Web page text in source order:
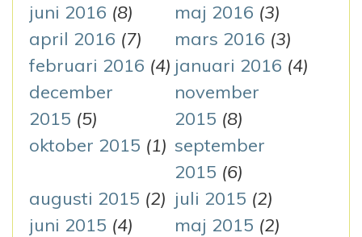
juni 2016 (8) maj 2016 (3)
april 2016 (7) mars 2016 (3)
februari 2016 (4) januari 2016 (4)
december
2015 (5)
november
2015 (8)
oktober 2015 (1) september
2015 (6)
augusti 2015 (2) juli 2015 (2)
juni 2015 (4) maj 2015 (2)